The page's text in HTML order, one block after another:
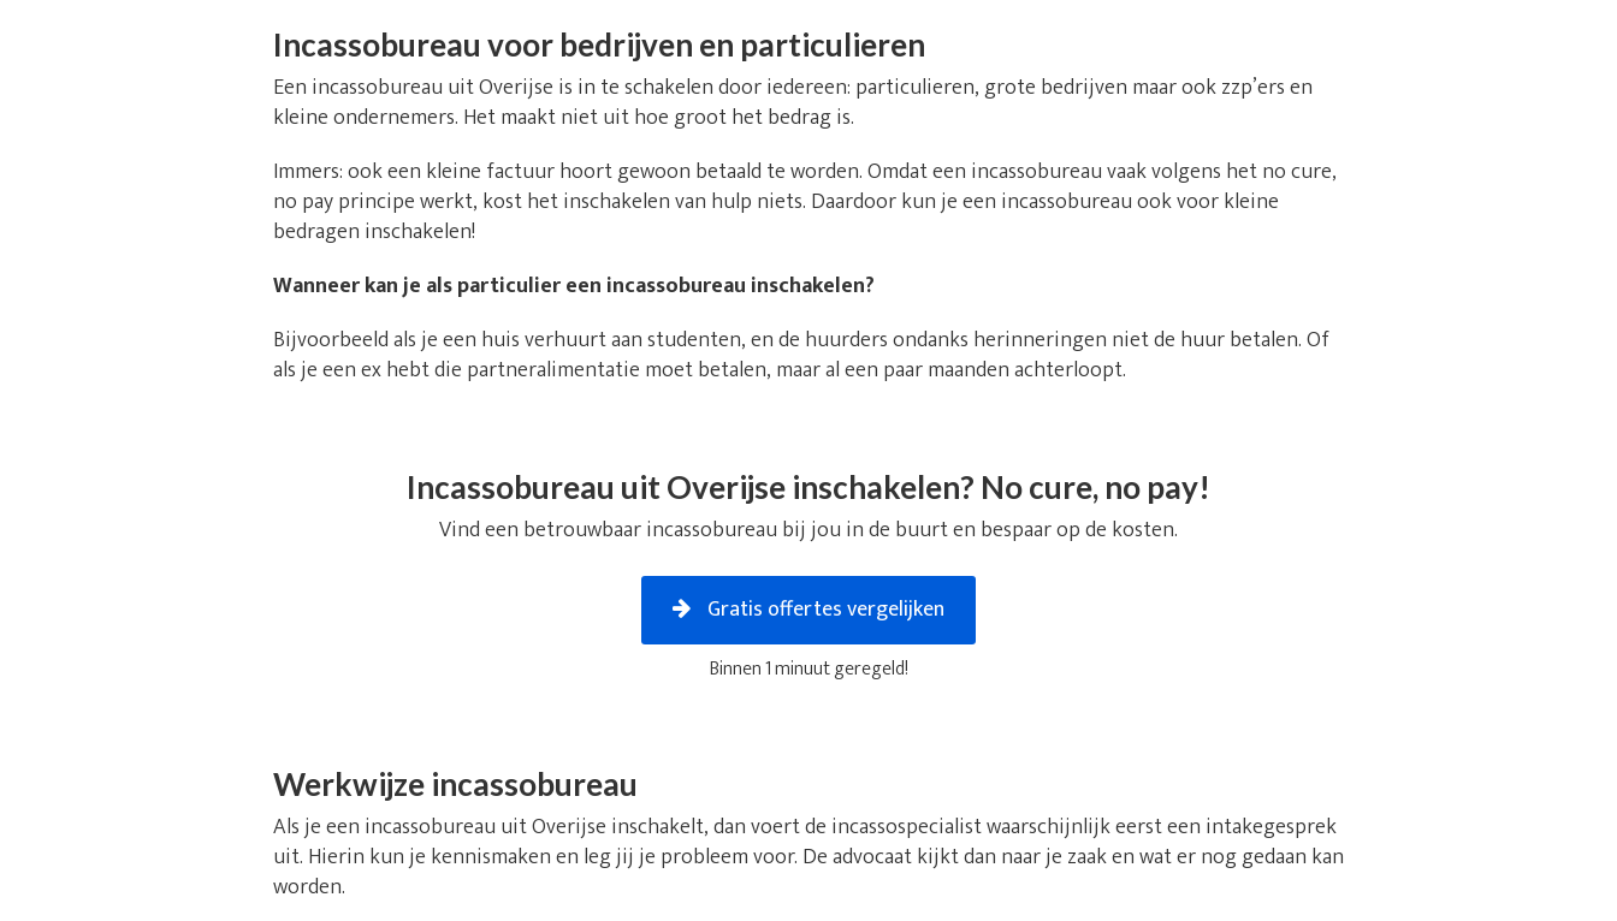
Incassobureau voor bedrijven en particulieren
Een incassobureau uit Overijse is in te schakelen door iedereen: particulieren, grote bedrijven maar ook zzp’ers en
kleine ondernemers. Het maakt niet uit hoe groot het bedrag is.
Immers: ook een kleine factuur hoort gewoon betaald te worden. Omdat een incassobureau vaak volgens het no cure,
no pay principe werkt, kost het inschakelen van hulp niets. Daardoor kun je een incassobureau ook voor kleine
bedragen inschakelen!
Wanneer kan je als particulier een incassobureau inschakelen?
Bijvoorbeeld als je een huis verhuurt aan studenten, en de huurders ondanks herinneringen niet de huur betalen. Of
als je een ex hebt die partneralimentatie moet betalen, maar al een paar maanden achterloopt.
Incassobureau uit Overijse inschakelen? No cure, no pay!
Vind een betrouwbaar incassobureau bij jou in de buurt en bespaar op de kosten.
Gratis offertes vergelijken
Binnen 1 minuut geregeld!
Werkwijze incassobureau
Als je een incassobureau uit Overijse inschakelt, dan voert de incassospecialist waarschijnlijk eerst een intakegesprek
uit. Hierin kun je kennismaken en leg jij je probleem voor. De advocaat kijkt dan naar je zaak en wat er nog gedaan kan
worden.